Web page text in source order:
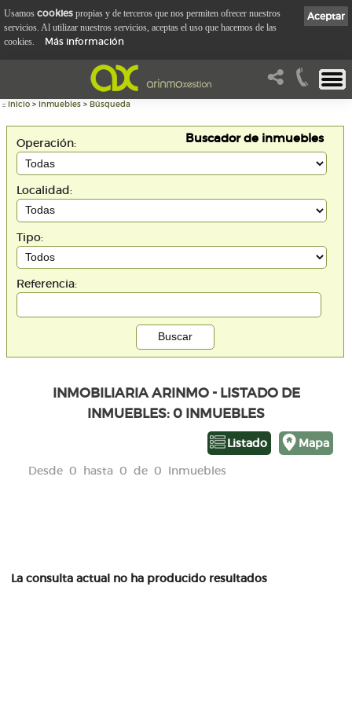
:: Inicio > Inmuebles > Búsqueda
Buscador de inmuebles
Operación:
Localidad:
Tipo:
Referencia:
INMOBILIARIA ARINMO - LISTADO DE
INMUEBLES: 0 INMUEBLES
Mapa
Listado
Desde 0 hasta 0 de 0 Inmuebles
La consulta actual no ha producido resultados
Aceptar
Usamos cookies propias y de terceros que nos permiten ofrecer nuestros
servicios. Al utilizar nuestros servicios, aceptas el uso que hacemos de las
cookies.
Más información